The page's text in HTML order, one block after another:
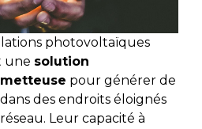
photovoltaïques
une solution
pour générer de
des endroits éloignés
Leur capacité à